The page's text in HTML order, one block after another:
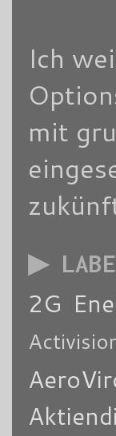
Ich
mit
▶
2G